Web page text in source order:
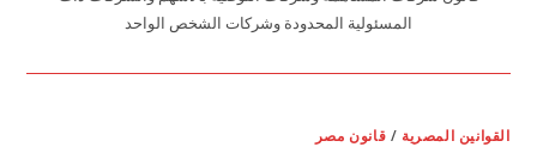
المسئولية المحدودة وشركات الشخص الواحد
القوانين المصرية / قانون مصر